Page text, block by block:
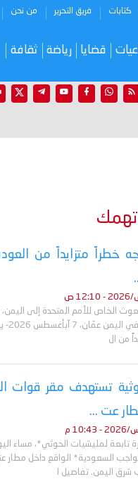
كتابات فريق التحرير من نحن
قضايا رياضة ثقافة
تهمك
خطراً متزايداً من
الخاص للأمم المتحدة إلى
غروندبرغ، بشأن
من ال
تستهدف مقر قوات
عت ...
تابعة لمليشيات الحوثي*، مساء
السعودية* الواقع داخل مطار
اليمن. تفاصيل ا